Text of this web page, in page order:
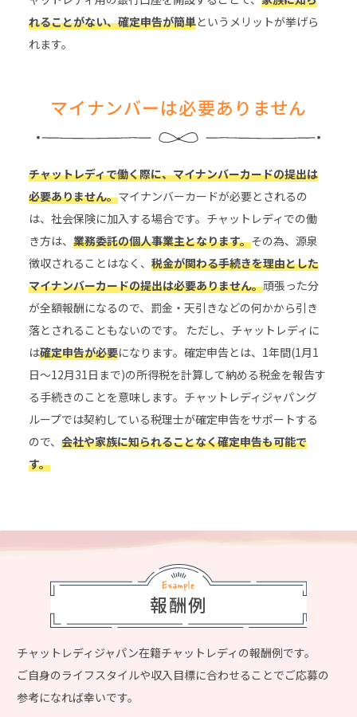
れることがない、確定申告が簡単というメリットが挙げら
れます。
マイナンバーは必要ありません
チャットレディで働く際に、マイナンバーカードの提出は
必要ありません。マイナンバーカードが必要とされるの
は、社会保険に加入する場合です。チャットレディでの働
き方は、業務委託の個人事業主となります。その為、源泉
徴収されることはなく、税金が関わる手続きを理由とした
マイナンバーカードの提出は必要ありません。頑張った分
が全額報酬になるので、罰金・天引きなどの何かから引き
落とされることもないのです。
ただし、チャットレディに
は確定申告が必要になります。確定申告とは、1年間(1月1
日～12月31日まで)の所得税を計算して納める税金を報告す
る手続きのことを意味します。チャットレディジャパング
ループでは契約している税理士が確定申告をサポートする
ので、会社や家族に知られることなく確定申告も可能で
す。
報酬例
チャットレディジャパン在籍チャットレディの報酬例です。
ご自身のライフスタイルや収入目標に合わせることでご応募の
参考になれば幸いです。